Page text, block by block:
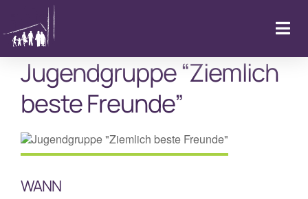
Inhalt
springen
Startseite
Jugendgruppe “Ziemlich
beste Freunde”
WANN